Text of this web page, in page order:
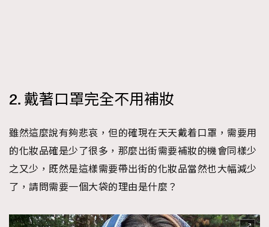
2. 戴著口罩完全不用補妝
雖然這麼說有夠悲哀，但的確現在天天戴着口罩，需要用
的化妝品確是少了很多，那麼出街需要補妝的機會同樣少
之又少，既然是這樣需要帶出街的化妝品當然也大幅減少
了，請問需要一個大袋的理由是什麼？